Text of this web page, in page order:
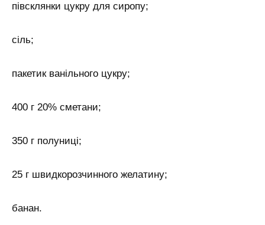
півсклянки цукру для сиропу;
сіль;
пакетик ванільного цукру;
400 г 20% сметани;
350 г полуниці;
25 г швидкорозчинного желатину;
банан.